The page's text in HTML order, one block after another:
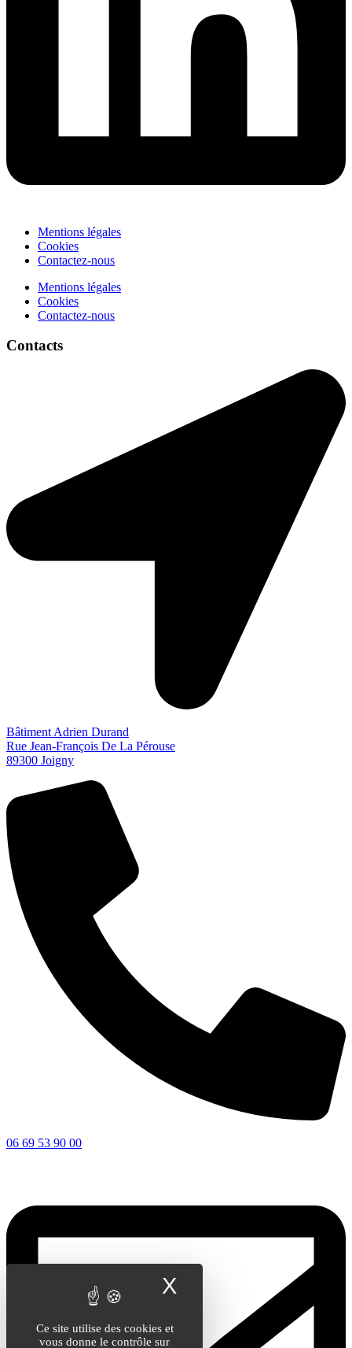
Ce site utilise des cookies et
vous donne le contrôle sur
X Masquer le
Mentions légales
Cookies
Contactez-nous
Mentions légales
Cookies
Contactez-nous
Contacts
Bâtiment Adrien Durand
Rue Jean-François De La Pérouse
89300 Joigny
06 69 53 90 00